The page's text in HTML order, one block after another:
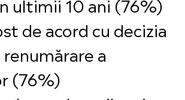
de acord cu decizia
renumărare a
(76%)